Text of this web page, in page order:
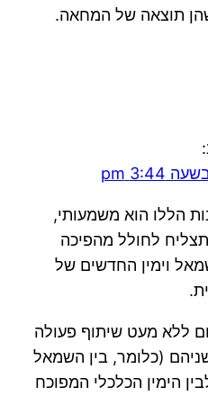
תוצאה של המחאה.
הללו הוא משמעותי,
לחולל מהפיכה
וימין החדשים של
ללא מעט שיתוף פעולה
(כלומר, בין השמאל
הימין הכלכלי המפוכח